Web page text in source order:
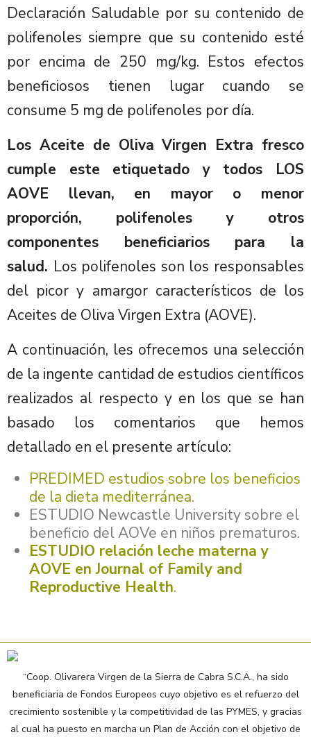
Declaración Saludable por su contenido de
polifenoles siempre que su contenido esté
por encima de 250 mg/kg. Estos efectos
beneficiosos tienen lugar cuando se
consume 5 mg de polifenoles por día.
Los Aceite de Oliva Virgen Extra fresco
cumple este etiquetado y todos LOS
AOVE llevan, en mayor o menor
proporción, polifenoles y otros
componentes beneficiarios para la
salud. Los polifenoles son los responsables
del picor y amargor característicos de los
Aceites de Oliva Virgen Extra (AOVE).
A continuación, les ofrecemos una selección
de la ingente cantidad de estudios científicos
realizados al respecto y en los que se han
basado los comentarios que hemos
detallado en el presente artículo:
PREDIMED estudios sobre los beneficios
de la dieta mediterránea.
ESTUDIO Newcastle University sobre el
beneficio del AOVe en niños prematuros.
ESTUDIO relación leche materna y
AOVE en Journal of Family and
Reproductive Health.
“Coop. Olivarera Virgen de la Sierra de Cabra S.C.A., ha sido
beneficiaria de Fondos Europeos cuyo objetivo es el refuerzo del
crecimiento sostenible y la competitividad de las PYMES, y gracias
al cual ha puesto en marcha un Plan de Acción con el objetivo de